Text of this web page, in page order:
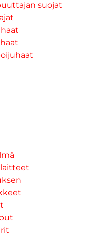
suojat